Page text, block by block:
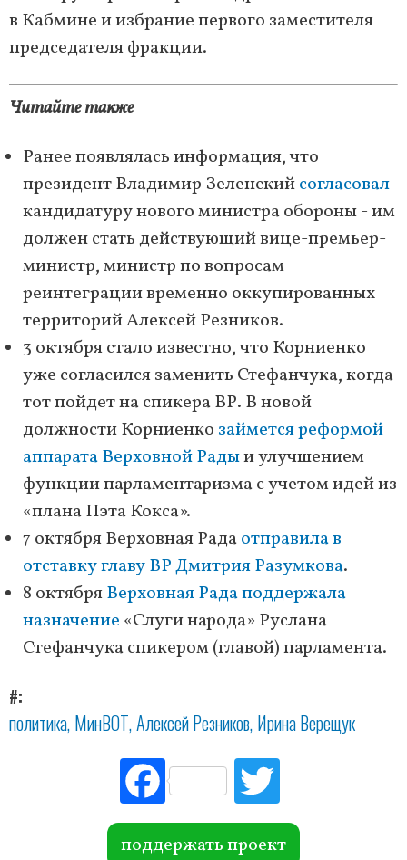
в Кабмине и избрание первого заместителя
председателя фракции.
Читайте также
Ранее появлялась информация, что
президент Владимир Зеленскийсогласовал
кандидатуру нового министра обороны - им
должен стать действующий вице-премьер-
министр, министр по вопросам
реинтеграции временно оккупированных
территорий Алексей Резников.
3 октября стало известно, что Корниенко
уже согласился заменить Стефанчука, когда
тот пойдет на спикера ВР. В новой
должности Корниенко займется реформой
аппарата Верховной Радыи улучшением
функции парламентаризма с учетом идей из
«плана Пэта Кокса».
7 октября Верховная Радаотправила в
отставку главу ВР Дмитрия Разумкова.
8 октябряВерховная Рада поддержала
назначение «Слуги народа» Руслана
Стефанчука спикером (главой) парламента.
#
политика МинВОТ Алексей Резников Ирина Верещук
Fac
ebo
ok r
поддержать проект